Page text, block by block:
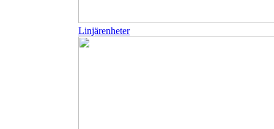
Linjärenheter